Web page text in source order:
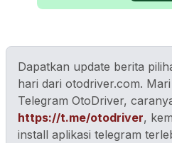
Dapatkan update berita
hari dari otodriver.com.
Telegram OtoDriver,
https://t.me/otodriver,
install aplikasi telegram